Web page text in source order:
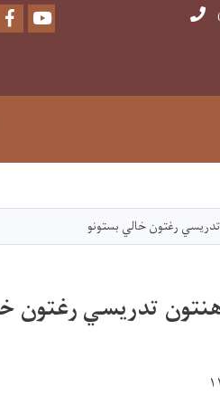
Youtube
رغتون خالي بستونو
تدریسي رغتون